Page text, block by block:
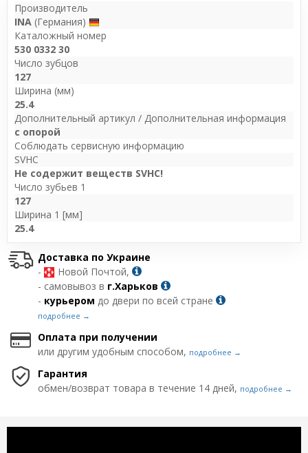
Производитель
INA (Германия)
Каталожный номер
530 0332 30
Число зубцов
127
Ширина (мм)
25.4
Дополнительный артикул / Дополнительная информация
с опорой
Соблюдать сервисную информацию
SVHC
Не содержит веществ SVHC!
Число зубьев 1
127
Ширина 1 [мм]
25.4
Доставка по Украине
-
Новой Почтой,
- самовывоз в г.Харьков
- курьером до двери по всей стране
подробнее →
Оплата при получении
или другим удобным способом, подробнее →
Гарантия
обмен/возврат товара в течение 14 дней, подробнее →